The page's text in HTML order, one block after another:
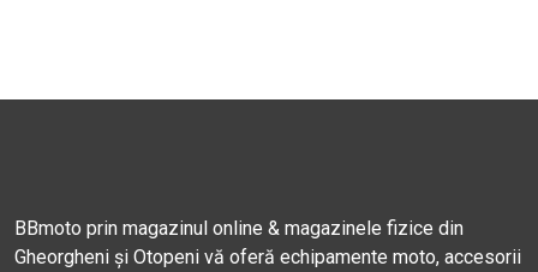
BBmoto prin magazinul online & magazinele fizice din
Gheorgheni și Otopeni vă oferă echipamente moto, accesorii